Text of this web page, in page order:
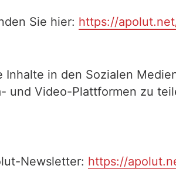
Sie hier: https://
in den Sozialen
und Video-Plattformen zu
Newsletter: https://